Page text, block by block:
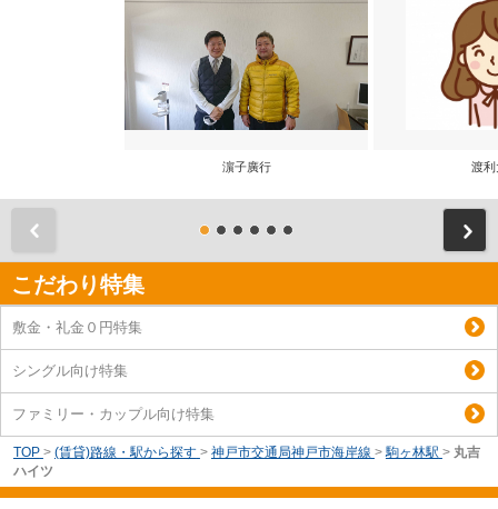
濵子廣行 渡利
こだわり特集
敷金・礼金０円特集
シングル向け特集
ファミリー・カップル向け特集
TOP > (賃貸)路線・駅から探す > 神戸市交通局神戸市海岸線 > 駒ヶ林駅 > 丸吉
ハイツ